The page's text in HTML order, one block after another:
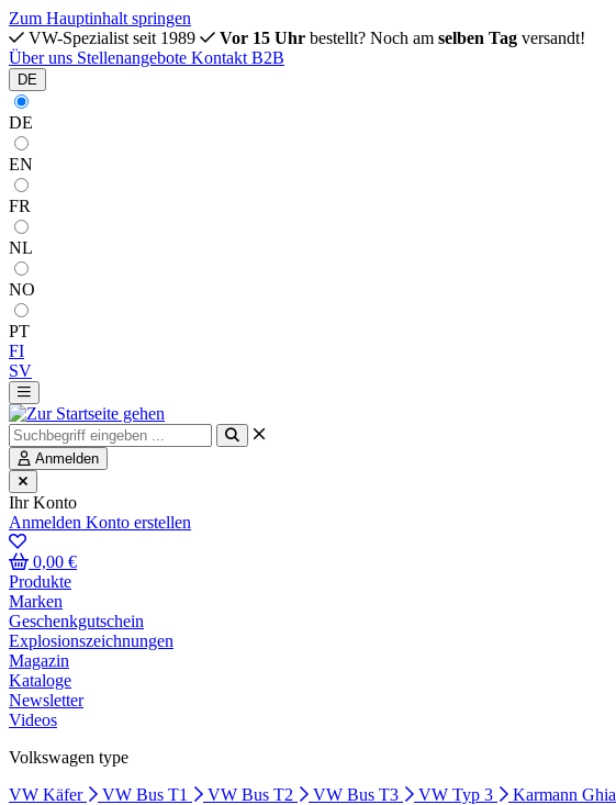
Zum Hauptinhalt springen
VW-Spezialist seit 1989
Vor 15 Uhr bestellt? Noch am selben Tag versandt!
Über uns Stellenangebote Kontakt B2B
DE
DE
EN
FR
NL
NO
PT
FI
SV
Anmelden
Ihr Konto
Anmelden Konto erstellen
0,00 €
Produkte
Marken
Geschenkgutschein
Explosionszeichnungen
Magazin
Kataloge
Newsletter
Videos
Volkswagen type
VW Käfer
VW Bus T1 VW Bus T2 VW Bus T3 VW Typ 3 Karmann Ghia